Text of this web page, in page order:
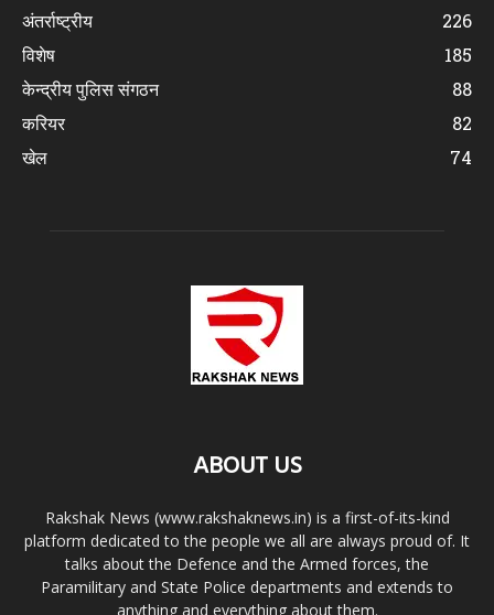
अंतर्राष्ट्रीय
226
विशेष
185
केन्द्रीय पुलिस संगठन
88
करियर
82
खेल
74
ABOUT US
Rakshak News (www.rakshaknews.in) is a first-of-its-kind
platform dedicated to the people we all are always proud of. It
talks about the Defence and the Armed forces, the
Paramilitary and State Police departments and extends to
anything and everything about them.